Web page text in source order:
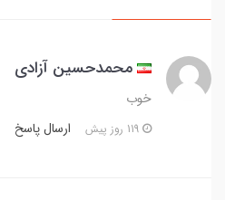
محمدحسین آزادی
خوب
ارسال پاسخ